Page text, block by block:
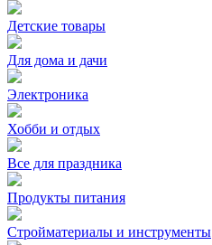
Детские товары
Для дома и дачи
Электроника
Хобби и отдых
Все для праздника
Продукты питания
Стройматериалы и инструменты